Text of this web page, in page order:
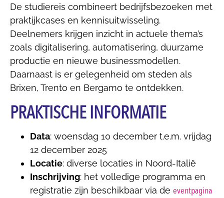
De studiereis combineert bedrijfsbezoeken met
praktijkcases en kennisuitwisseling.
Deelnemers krijgen inzicht in actuele thema’s
zoals digitalisering, automatisering, duurzame
productie en nieuwe businessmodellen.
Daarnaast is er gelegenheid om steden als
Brixen, Trento en Bergamo te ontdekken.
PRAKTISCHE INFORMATIE
Data: woensdag 10 december t.e.m. vrijdag
12 december 2025
Locatie: diverse locaties in Noord-Italië
Inschrijving: het volledige programma en
registratie zijn beschikbaar via de eventpagina